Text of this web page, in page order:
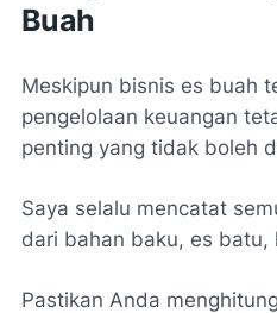
Buah
Meskipun bisnis es buah
pengelolaan keuangan
penting yang tidak boleh
Saya selalu mencatat
dari bahan baku, es batu,
Pastikan Anda